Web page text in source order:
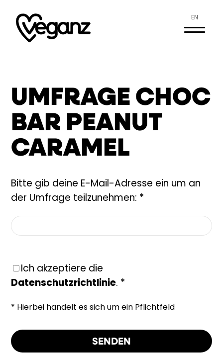
EN
UMFRAGE CHOC
BAR PEANUT
CARAMEL
Bitte gib deine E-Mail-Adresse ein um an
der Umfrage teilzunehmen: *
Ich akzeptiere die
Datenschutzrichtlinie. *
* Hierbei handelt es sich um ein Pflichtfeld